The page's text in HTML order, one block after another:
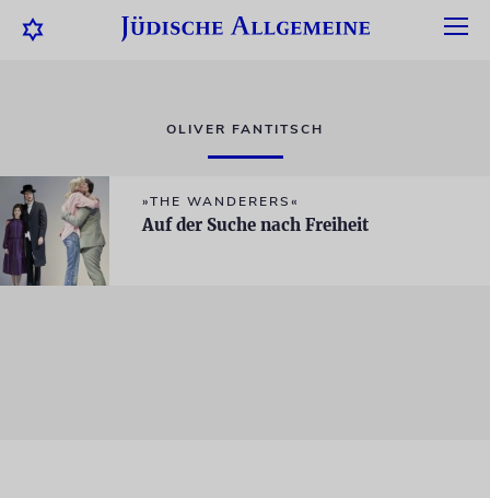
OLIVER FANTITSCH
»THE WANDERERS«
Auf der Suche nach Freiheit